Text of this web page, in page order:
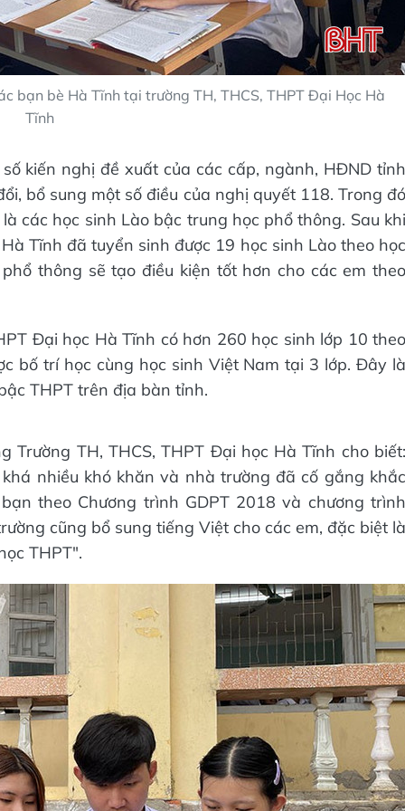
bạn bè Hà Tĩnh tại trường TH, THCS, THPT Đại Học Hà
Tĩnh
kiến nghị đề xuất của các cấp, ngành, HĐND tỉnh
bổ sung một số điều của nghị quyết 118. Trong đó
các học sinh Lào bậc trung học phổ thông. Sau khi
Tĩnh đã tuyển sinh được 19 học sinh Lào theo học
thông sẽ tạo điều kiện tốt hơn cho các em theo
Đại học Hà Tĩnh có hơn 260 học sinh lớp 10 theo
bố trí học cùng học sinh Việt Nam tại 3 lớp. Đây là
THPT trên địa bàn tỉnh.
Trường TH, THCS, THPT Đại học Hà Tĩnh cho biết:
nhiều khó khăn và nhà trường đã cố gắng khắc
theo Chương trình GDPT 2018 và chương trình
cũng bổ sung tiếng Việt cho các em, đặc biệt là
THPT".